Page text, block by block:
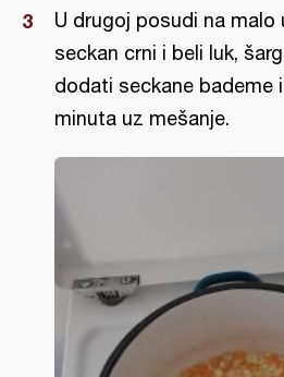
U drugoj posudi na
seckan crni i beli luk,
dodati seckane bademe
minuta uz mešanje.